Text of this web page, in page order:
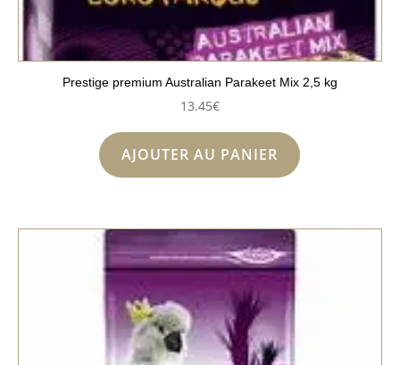
Prestige premium Australian Parakeet Mix 2,5 kg
13.45€
AJOUTER AU PANIER